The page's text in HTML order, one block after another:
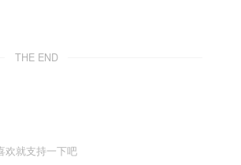
THE END
欢就支持一下吧